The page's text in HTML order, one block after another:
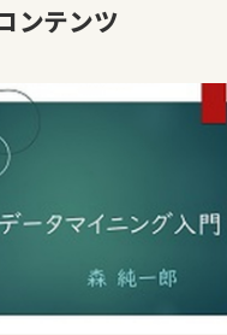
ンテンツ